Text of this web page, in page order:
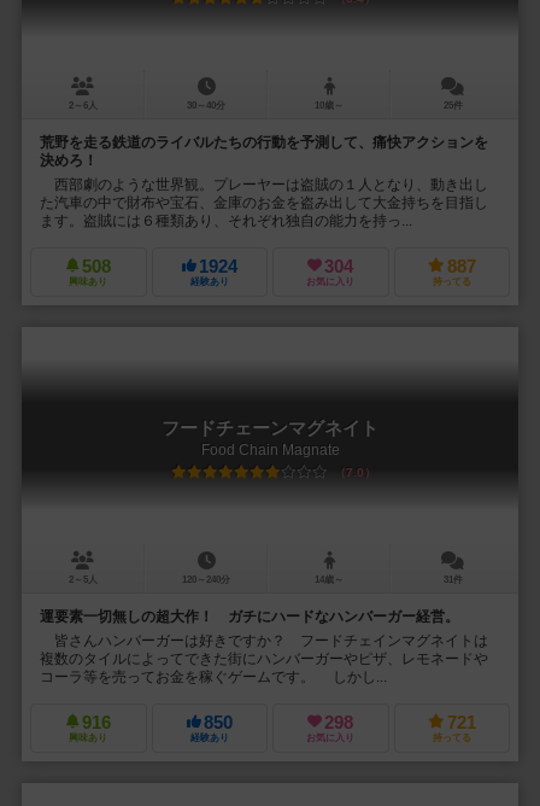
2～6人 30～40分 10歳～ 25件
荒野を走る鉄道のライバルたちの行動を予測して、痛快アクションを
決めろ！
西部劇のような世界観。プレーヤーは盗賊の１人となり、動き出し
た汽車の中で財布や宝石、金庫のお金を盗み出して大金持ちを目指し
ます。盗賊には６種類あり、それぞれ独自の能力を持っ...
508
興味あり
1924
経験あり
304
お気に入り
887
持ってる
フードチェーンマグネイト
Food Chain Magnate
7.0
2～5人 120～240分 14歳～ 31件
運要素一切無しの超大作！ ガチにハードなハンバーガー経営。
皆さんハンバーガーは好きですか？ フードチェインマグネイトは
複数のタイルによってできた街にハンバーガーやピザ、レモネードや
コーラ等を売ってお金を稼ぐゲームです。 しかし...
916
興味あり
850
経験あり
298
お気に入り
721
持ってる